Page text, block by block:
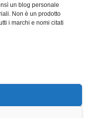
un blog personale
Non è un prodotto
i marchi e nomi citati